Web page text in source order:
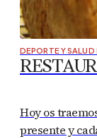
DEPORTE Y
Hoy os
presente y